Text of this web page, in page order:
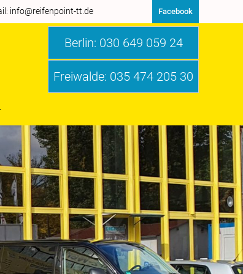
info@reifenpoint-tt.de Facebook
Berlin: 030 649 059 24
Freiwalde: 035 474 205 30